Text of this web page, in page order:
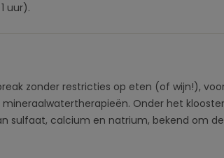
uur).
zonder restricties op eten (of wijn!),
Onder het
sulfaat, calcium en natrium, bekend om